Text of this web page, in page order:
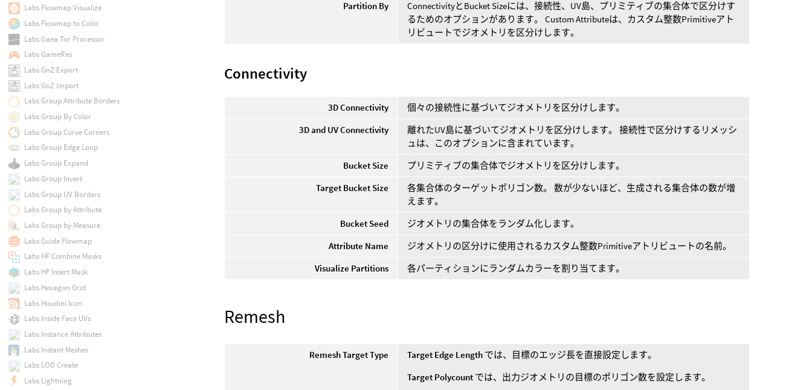
Partition By
ConnectivityとBucket Sizeには、接続性、UV島、プリミティブの集合体で区分けす
るためのオプションがあります。 Custom Attributeは、カスタム整数Primitiveアト
リビュートでジオメトリを区分けします。
Connectivity
3D Connectivity
個々の接続性に基づいてジオメトリを区分けします。
3D and UV Connectivity
離れたUV島に基づいてジオメトリを区分けします。 接続性で区分けするリメッシ
ュは、このオプションに含まれています。
Bucket Size
プリミティブの集合体でジオメトリを区分けします。
Target Bucket Size
各集合体のターゲットポリゴン数。 数が少ないほど、生成される集合体の数が増
えます。
Bucket Seed
ジオメトリの集合体をランダム化します。
Attribute Name
ジオメトリの区分けに使用されるカスタム整数Primitiveアトリビュートの名前。
Visualize Partitions
各パーティションにランダムカラーを割り当てます。
Remesh
Remesh Target Type Target Edge Length では、目標のエッジ長を直接設定します。
Target Polycount では、出力ジオメトリの目標のポリゴン数を設定します。
Labs Flowmap Visualize
Labs Flowmap to Color
Labs Gaea Tor Processor
Labs GameRes
Labs GoZ Export
Labs GoZ Import
Labs Group Attribute Borders
Labs Group By Color
Labs Group Curve Corners
Labs Group Edge Loop
Labs Group Expand
Labs Group Invert
Labs Group UV Borders
Labs Group by Attribute
Labs Group by Measure
Labs Guide Flowmap
Labs HF Combine Masks
Labs HF Insert Mask
Labs Hexagon Grid
Labs Houdini Icon
Labs Inside Face UVs
Labs Instance Attributes
Labs Instant Meshes
Labs LOD Create
Labs Lightning